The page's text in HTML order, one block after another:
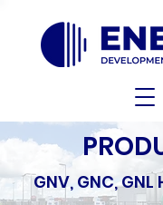
GNV, GNC,